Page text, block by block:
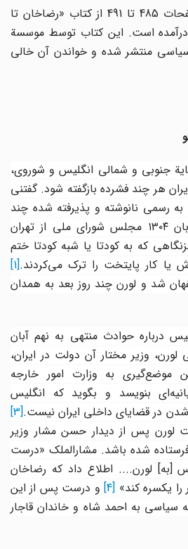
روایت این موضوع در صفحات 485 تا 491 از کتاب «رضاخان تا
است. این کتاب توسط موسسة
منتشر شده و خواندن آن خالی
جنوبی و شمالی انگلیس و شوروی،
هر چند فشرده بازگفته شود. گفتنی
رسمی نانوشته و پذیرفته شده چند
روز پیش از جلسه نهم آبان ١٣٠٤ مجلس شورای ملی از تهران
که به کودتا یا شبه کودتا ختم
کار پایتخت را ترک می‌کردند.[1]
شد و لورن چند روز بعد به همدان
درباره حوادث منتهی به نهم آبان
وزیر مختار آن دولت در ایران،
موضع‌گیری به وزارت امور خارجه
بنویسد و بگوید که انگلیس
در قضایای داخلی ایران نیست.[3]
لورن پس از دیدار حسن مشار وزیر
شده باشد. مشارالملک «درست
لورن.... اطلاع داد که رضاخان
یکسره کند»
[4] و درست پس از این
سیاسی به احمد شاه و خاندان قاجار